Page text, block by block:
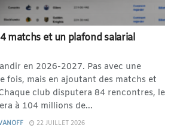
matchs et un plafond salarial
en 2026-2027. Pas avec une
fois, mais en ajoutant des matchs et
club disputera 84 rencontres, le
à 104 millions de...
22 JUILLET 2026